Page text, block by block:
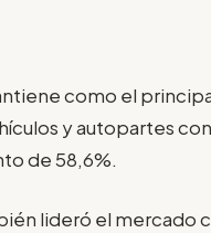
como el
y autopartes
de 58,6%.
lideró el mercado